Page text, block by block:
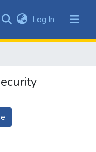
Log In (current)